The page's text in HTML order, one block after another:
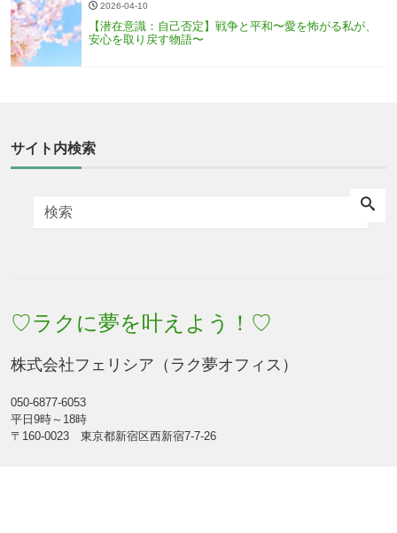
2026-04-10
【潜在意識：自己否定】戦争と平和〜愛を怖がる私が、
安心を取り戻す物語〜
サイト内検索
♡ラクに夢を叶えよう！♡
株式会社フェリシア（ラク夢オフィス）
050-6877-6053
平日9時～18時
〒160-0023 東京都新宿区西新宿7-7-26